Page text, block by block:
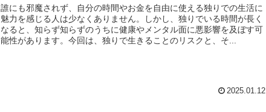
誰にも邪魔されず、自分の時間やお金を自由に使える独りでの生活に
魅力を感じる人は少なくありません。しかし、独りでいる時間が長く
なると、知らず知らずのうちに健康やメンタル面に悪影響を及ぼす可
能性があります。今回は、独りで生きることのリスクと、そ...
2025.01.12